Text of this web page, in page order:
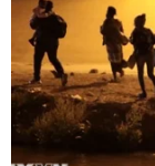
Phát biểu với
chính
nước này sẽ
thường trị giá
Sachs liên